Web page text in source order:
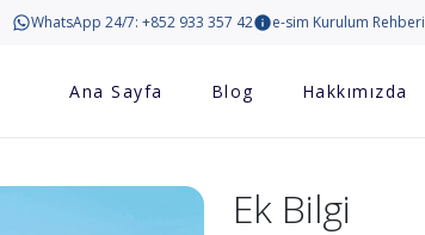
WhatsApp 24/7: +852 933 357 42 e-sim Kurulum Rehberi
Ana Sayfa Blog Hakkımızda
Ek Bilgi